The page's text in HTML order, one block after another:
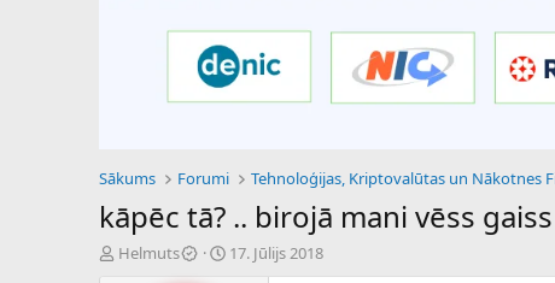
Sākums Forumi
kāpēc tā? .. birojā mani vēss gaiss
P
Helmuts
S17. Jūlijs 2018